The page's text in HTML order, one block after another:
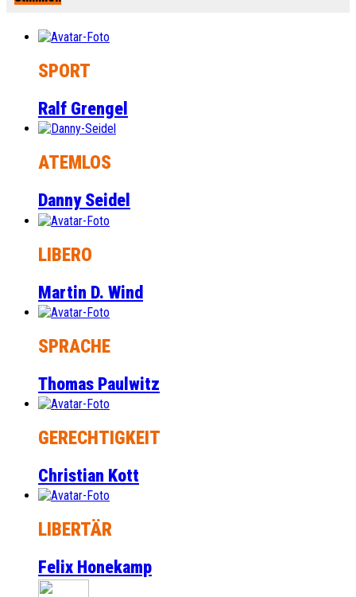
SPORT
Ralf Grengel
ATEMLOS
Danny Seidel
LIBERO
Martin D. Wind
SPRACHE
Thomas Paulwitz
GERECHTIGKEIT
Christian Kott
LIBERTÄR
Felix Honekamp